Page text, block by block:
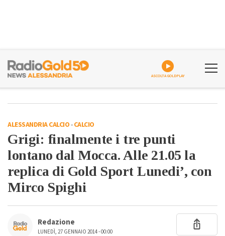
ASCOLTA GOLDPLAY
ALESSANDRIA CALCIO-CALCIO
Grigi: finalmente i tre punti
lontano dal Mocca. Alle 21.05 la
replica di Gold Sport Lunedi’, con
Mirco Spighi
Redazione
LUNEDÌ, 27 GENNAIO 2014 - 00:00